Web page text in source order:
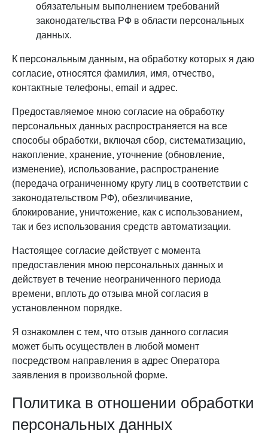
обязательным выполнением требований
законодательства РФ в области персональных
данных.
К персональным данным, на обработку которых я даю
согласие, относятся фамилия, имя, отчество,
контактные телефоны, email и адрес.
Предоставляемое мною согласие на обработку
персональных данных распространяется на все
способы обработки, включая сбор, систематизацию,
накопление, хранение, уточнение (обновление,
изменение), использование, распространение
(передача ограниченному кругу лиц в соответствии с
законодательством РФ), обезличивание,
блокирование, уничтожение, как с использованием,
так и без использования средств автоматизации.
Настоящее согласие действует с момента
предоставления мною персональных данных и
действует в течение неограниченного периода
времени, вплоть до отзыва мной согласия в
установленном порядке.
Я ознакомлен с тем, что отзыв данного согласия
может быть осуществлен в любой момент
посредством направления в адрес Оператора
заявления в произвольной форме.
Политика в отношении обработки
персональных данных